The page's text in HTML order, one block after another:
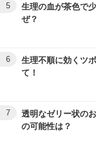
5
生理の血が茶色で
ぜ？
6
生理不順に効くツ
て！
7
透明なゼリー状の
の可能性は？